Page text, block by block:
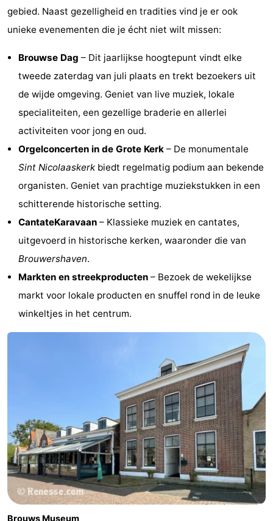
gebied. Naast gezelligheid en tradities vind je er ook
unieke evenementen die je écht niet wilt missen:
Brouwse Dag – Dit jaarlijkse hoogtepunt vindt elke
tweede zaterdag van juli plaats en trekt bezoekers uit
de wijde omgeving. Geniet van live muziek, lokale
specialiteiten, een gezellige braderie en allerlei
activiteiten voor jong en oud.
Orgelconcerten in de Grote Kerk – De monumentale
Sint Nicolaaskerk biedt regelmatig podium aan bekende
organisten. Geniet van prachtige muziekstukken in een
schitterende historische setting.
CantateKaravaan – Klassieke muziek en cantates,
uitgevoerd in historische kerken, waaronder die van
Brouwershaven.
Markten en streekproducten – Bezoek de wekelijkse
markt voor lokale producten en snuffel rond in de leuke
winkeltjes in het centrum.
Brouws Museum